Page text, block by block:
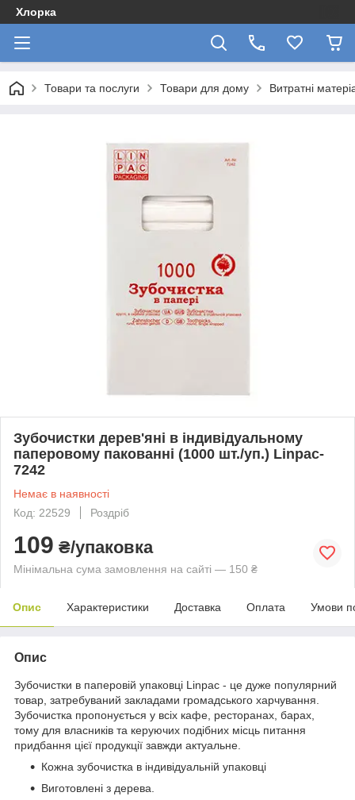
Хлорка
Товари та послуги Товари для дому Витратні
Зубочистки дерев'яні в індивідуальному
паперовому пакованні (1000 шт./уп.) Linpac-
7242
Немає в наявності
Код: 22529
Роздріб
109 ₴/упаковка
Мінімальна сума замовлення на сайті — 150 ₴
Опис Характеристики Доставка Оплата Умови
Опис
Зубочистки в паперовій упаковці Linpac - це дуже популярний
товар, затребуваний закладами громадського харчування.
Зубочистка пропонується у всіх кафе, ресторанах, барах,
тому для власників та керуючих подібних місць питання
придбання цієї продукції завжди актуальне.
Кожна зубочистка в індивідуальній упаковці
Виготовлені з дерева.